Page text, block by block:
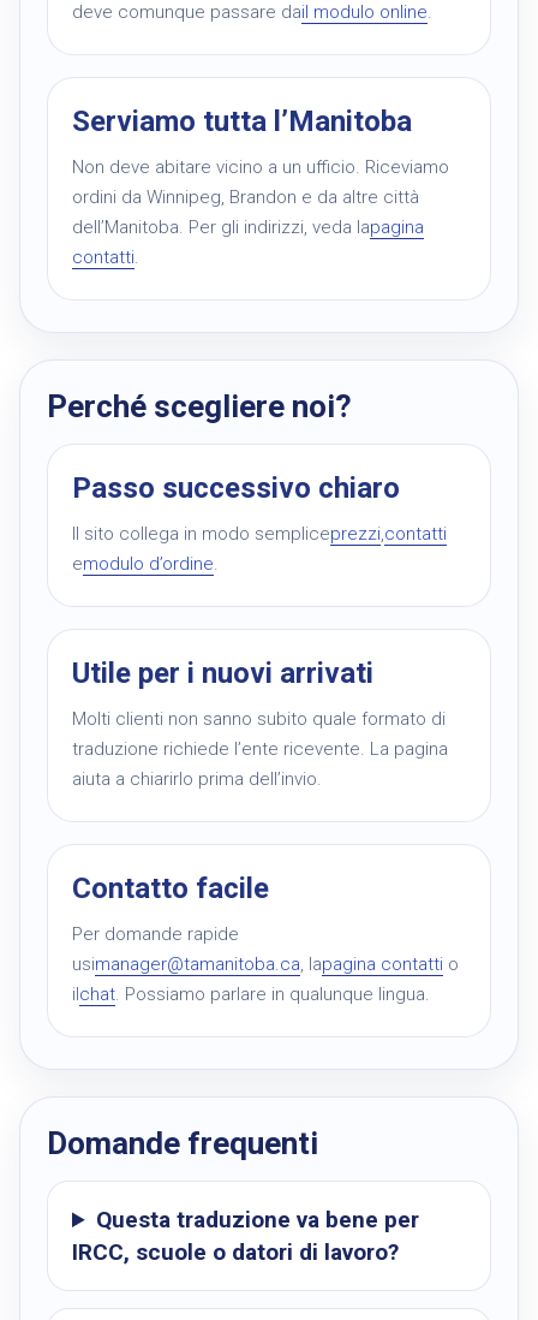
deve comunque passare dail modulo online.
Serviamo tutta l’Manitoba
Non deve abitare vicino a un ufficio. Riceviamo
ordini da Winnipeg, Brandon e da altre città
dell’Manitoba. Per gli indirizzi, veda lapagina
contatti.
Perché scegliere noi?
Passo successivo chiaro
Il sito collega in modo sempliceprezzi,contatti
emodulo d’ordine.
Utile per i nuovi arrivati
Molti clienti non sanno subito quale formato di
traduzione richiede l’ente ricevente. La pagina
aiuta a chiarirlo prima dell’invio.
Contatto facile
Per domande rapide
usimanager@tamanitoba.ca, lapagina contatti o
ilchat. Possiamo parlare in qualunque lingua.
Domande frequenti
Questa traduzione va bene per
IRCC, scuole o datori di lavoro?